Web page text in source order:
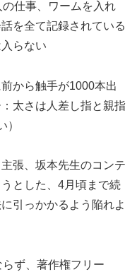
仕事、ワームを入れ
を全て記録されている
らない
から触手が1000本出
太さは人差し指と親指
）
張、坂本先生のコンテ
とした、4月頃まで続
引っかかるよう陥れよ
ず、著作権フリー